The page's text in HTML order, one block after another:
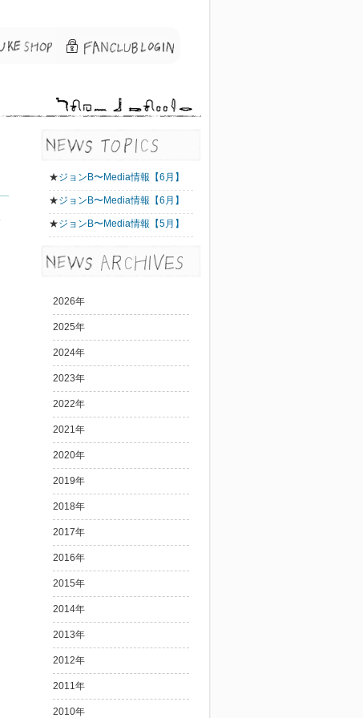
★ジョンB〜Media情報【6月】
★ジョンB〜Media情報【6月】
★ジョンB〜Media情報【5月】
2026年
2025年
2024年
2023年
2022年
2021年
2020年
2019年
2018年
2017年
2016年
2015年
2014年
2013年
2012年
2011年
2010年